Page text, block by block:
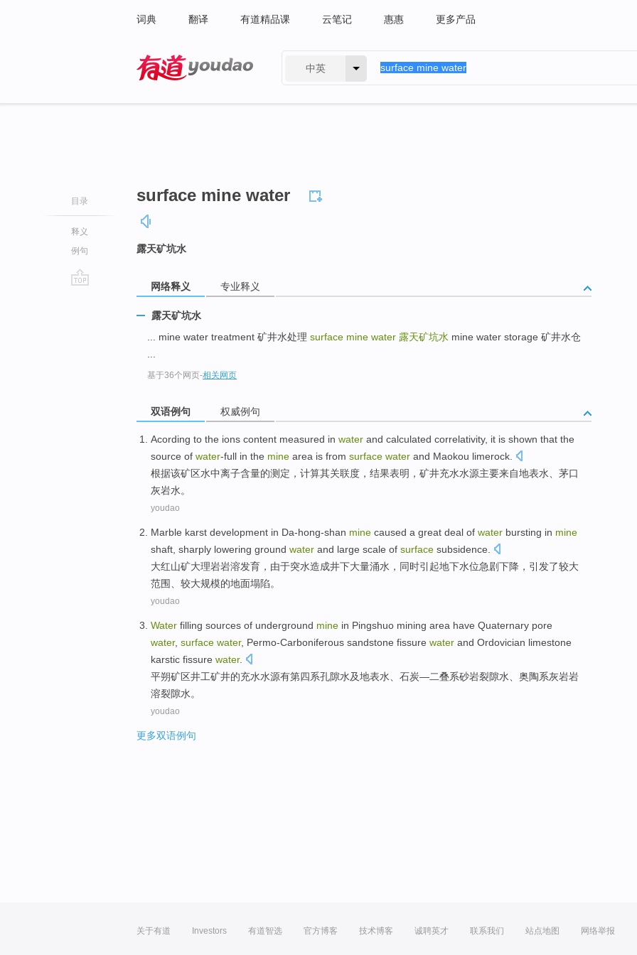
词典 翻译 有道精品课 云笔记 惠惠 更多产品
中英
目录
释义
例句
surface mine water
露天矿坑水
网络释义 专业释义
露天矿坑水
... mine water treatment 矿井水处理 surface mine water 露天矿坑水 mine water storage 矿井水仓
基于36个网页-相关网页
双语例句 权威例句
Acording to the ions content measured in water and calculated correlativity, it is shown that the
source of water-full in the mine area is from surface water and Maokou limerock.
根据该矿区水中离子含量的测定 ， 计算其关联度，结果表明 ， 矿井充水水源主要来自地表水、 茅口
灰岩水。
youdao
Marble karst development in Da-hong-shan mine caused a great deal of water bursting in mine
shaft, sharply lowering ground water and large scale of surface subsidence
大红山矿大理岩岩溶发育 ， 由于突水造成井下大量涌水 ，同时引起地下水位急剧下降，引发了较大
范围
、较大规模的地面塌陷。
youdao
Water filling sources of underground mine in Pingshuo mining area have Quaternary pore
water, surface water, Permo-Carboniferous sandstone fissure water and Ordovician limestone
karstic fissure water.
平朔矿区井工矿井的充水水源有第四系孔隙水及地表水 石炭—二叠系砂岩裂隙水、 奥陶系灰岩岩
溶裂隙水。
youdao
更多双语例句
关于有道 Investors 有道智选 官方博客 技术博客 诚聘英才 联系我们 站点地图 网络举报